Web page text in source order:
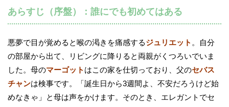
あらすじ（序盤）：誰にでも初めてはある
悪夢で目が覚めると喉の渇きを痛感するジュリエット 。自分
の部屋から出て、リビングに降りると両親がくつろいでいま
した。母のマーゴット はこの家を仕切っており、父のセバス
チャンは検事です。「誕生日から3週間よ、不安だろうけど始
めなきゃ」と母は声をかけます。そのとき、エレガントでセ